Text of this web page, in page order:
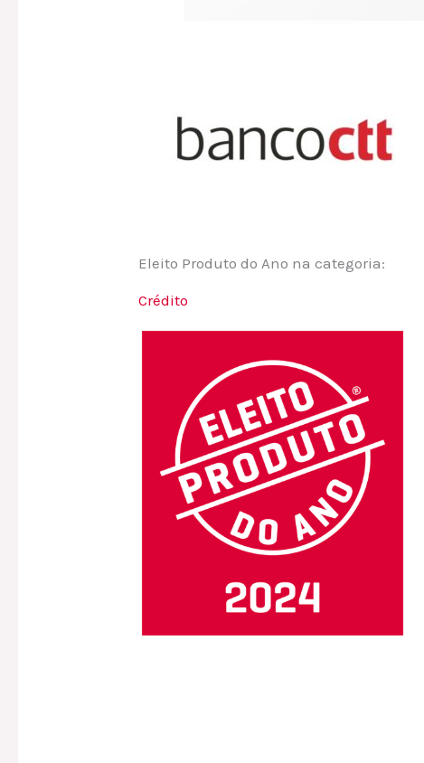
Eleito Produto do Ano na categoria:
Crédito